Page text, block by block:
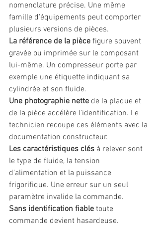
nomenclature précise. Une même
famille d'équipements peut comporter
plusieurs versions de pièces.
La référence de la pièce figure souvent
gravée ou imprimée sur le composant
lui-même. Un compresseur porte par
exemple une étiquette indiquant sa
cylindrée et son fluide.
Une photographie nette de la plaque et
de la pièce accélère l'identification. Le
technicien recoupe ces éléments avec la
documentation constructeur.
Les caractéristiques clés à relever sont
le type de fluide, la tension
d'alimentation et la puissance
frigorifique. Une erreur sur un seul
paramètre invalide la commande.
Sans identification fiable toute
commande devient hasardeuse.